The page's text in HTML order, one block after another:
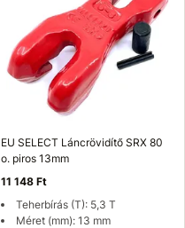
EU SELECT Láncrövidítő SRX 80
o. piros 13mm
11 148 Ft
Teherbírás (T): 5,3 T
Méret (mm): 13 mm